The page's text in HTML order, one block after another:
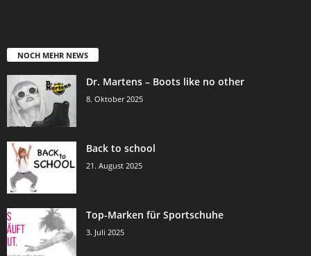
NOCH MEHR NEWS
Dr. Martens – Boots like no other
8. Oktober 2025
Back to school
21. August 2025
Top-Marken für Sportschuhe
3. Juli 2025